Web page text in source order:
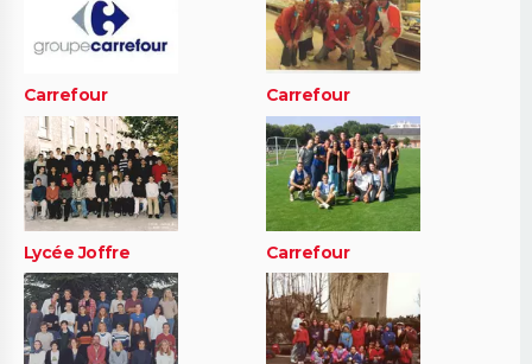
Carrefour Carrefour
Lycée Joffre Carrefour